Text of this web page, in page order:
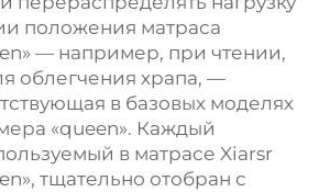
положения матраса
— например, при чтении,
облегчения храпа, —
в базовых моделях
«queen». Каждый
в матрасе Xiarsr
тщательно отобран с